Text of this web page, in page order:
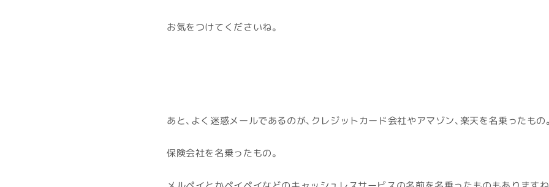
お気をつけてくださいね。
あと、よく迷惑メールであるのが、クレジットカード会社やアマゾン、楽天を名乗ったもの。
保険会社を名乗ったもの。